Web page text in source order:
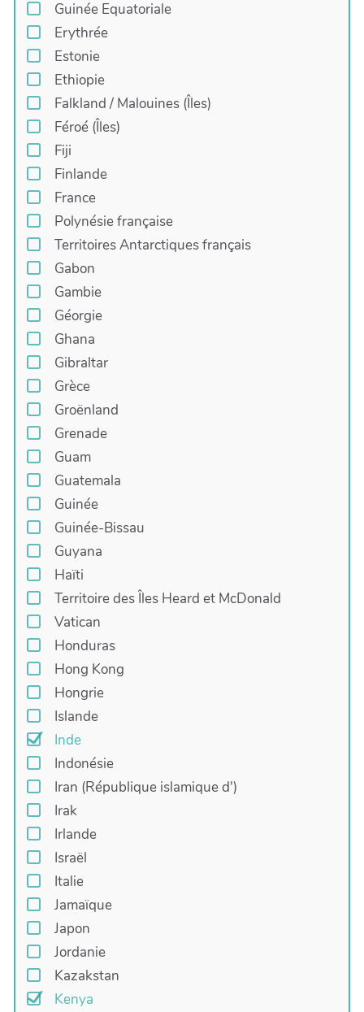
Guinée Equatoriale
Erythrée
Estonie
Ethiopie
Falkland / Malouines (Îles)
Féroé (Îles)
Fiji
Finlande
France
Polynésie française
Territoires Antarctiques français
Gabon
Gambie
Géorgie
Ghana
Gibraltar
Grèce
Groënland
Grenade
Guam
Guatemala
Guinée
Guinée-Bissau
Guyana
Haïti
Territoire des Îles Heard et McDonald
Vatican
Honduras
Hong Kong
Hongrie
Islande
Inde
Indonésie
Iran (République islamique d')
Irak
Irlande
Israël
Italie
Jamaïque
Japon
Jordanie
Kazakstan
Kenya